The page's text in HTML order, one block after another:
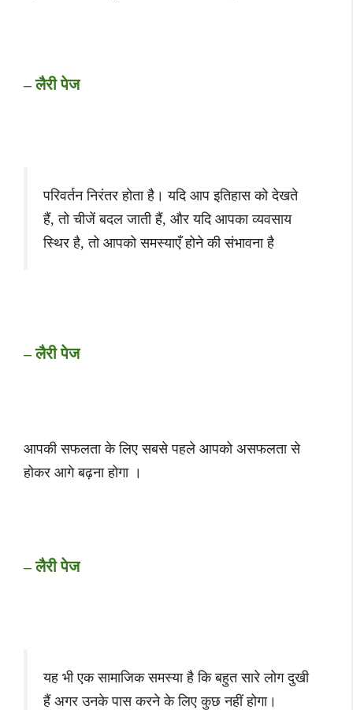
– लैरी पेज
परिवर्तन निरंतर होता है। यदि आप इतिहास को देखते
हैं, तो चीजें बदल जाती हैं, और यदि आपका व्यवसाय
स्थिर है, तो आपको समस्याएँ होने की संभावना है
– लैरी पेज
आपकी सफलता के लिए सबसे पहले आपको असफलता से
होकर आगे बढ़ना होगा ।
– लैरी पेज
यह भी एक सामाजिक समस्या है कि बहुत सारे लोग दुखी
हैं अगर उनके पास करने के लिए कुछ नहीं होगा।